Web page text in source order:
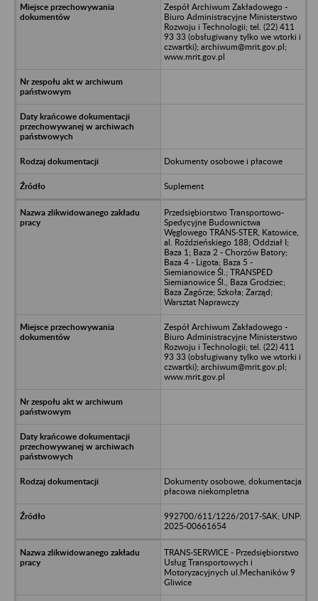
Zespół Archiwum Zakładowego -
Biuro Administracyjne Ministerstwo
Rozwoju i Technologii; tel. (22) 411
93 33 (obsługiwany tylko we wtorki i
czwartki); archiwum@mrit.gov.pl;
www.mrit.gov.pl
Dokumenty osobowe i płacowe
Suplement
Przedsiębiorstwo Transportowo-
Spedycyjne Budownictwa
Węglowego TRANS-STER, Katowice,
al. Roździeńskiego 188; Oddział I;
Baza 1; Baza 2 - Chorzów Batory;
Baza 4 - Ligota; Baza 5 -
Siemianowice Śl.; TRANSPED
Siemianowice Śl., Baza Grodziec;
Baza Zagórze; Szkoła; Zarząd;
Warsztat Naprawczy
Zespół Archiwum Zakładowego -
Biuro Administracyjne Ministerstwo
Rozwoju i Technologii; tel. (22) 411
93 33 (obsługiwany tylko we wtorki i
czwartki); archiwum@mrit.gov.pl;
www.mrit.gov.pl
Dokumenty osobowe, dokumentacja
płacowa niekompletna
992700/611/1226/2017-SAK; UNP:
2025-00661654
TRANS-SERWICE - Przedsiębiorstwo
Usług Transportowych i
Motoryzacyjnych ul.Mechaników 9
Gliwice